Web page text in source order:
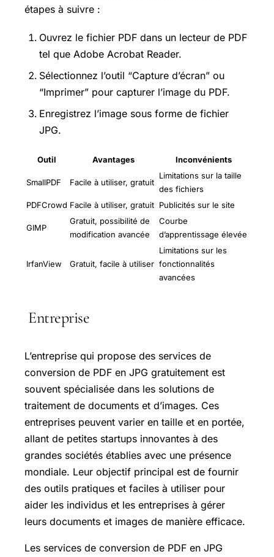
étapes à suivre :
Ouvrez le fichier PDF dans un lecteur de PDF
tel que Adobe Acrobat Reader.
Sélectionnez l’outil “Capture d’écran” ou
“Imprimer” pour capturer l’image du PDF.
Enregistrez l’image sous forme de fichier
JPG.
Outil Avantages Inconvénients
SmallPDF Facile à utiliser, gratuit
Limitations sur la taille
des fichiers
PDFCrowd Facile à utiliser, gratuit Publicités sur le site
GIMP
Gratuit, possibilité de
modification avancée
Courbe
d’apprentissage élevée
IrfanView Gratuit, facile à utiliser
Limitations sur les
fonctionnalités
avancées
Entreprise
L’entreprise qui propose des services de
conversion de PDF en JPG gratuitement est
souvent spécialisée dans les solutions de
traitement de documents et d’images. Ces
entreprises peuvent varier en taille et en portée,
allant de petites startups innovantes à des
grandes sociétés établies avec une présence
mondiale. Leur objectif principal est de fournir
des outils pratiques et faciles à utiliser pour
aider les individus et les entreprises à gérer
leurs documents et images de manière efficace.
Les services de conversion de PDF en JPG